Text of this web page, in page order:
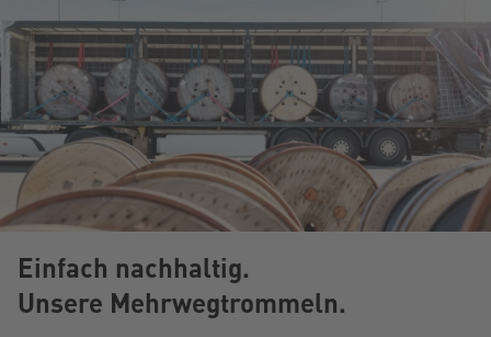
Einfach nachhaltig.
Unsere Mehrwegtrommeln.